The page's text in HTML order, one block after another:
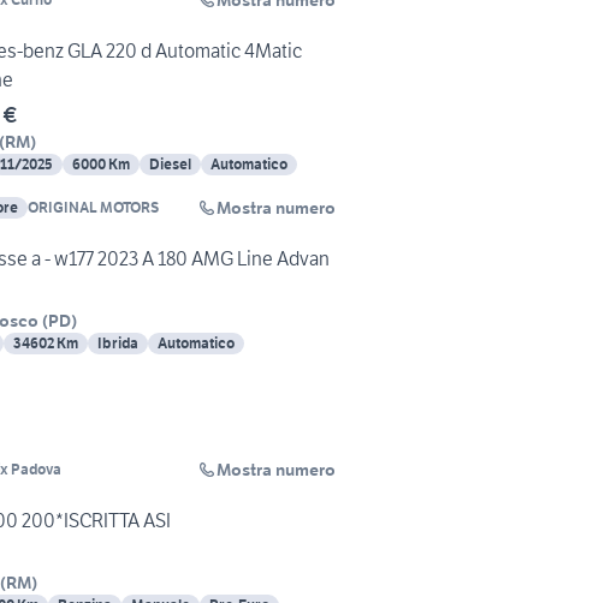
benz GLA 220 d Automatic 4Matic
€
(RM)
11/2025 6000 Km Diesel
Automatico
ORIGINAL MOTORS Mostra numero
a - w177 2023 A 180 AMG Line Advan
(PD)
34602 Km Ibrida
Automatico
Padova Mostra numero
200*ISCRITTA ASI
(RM)